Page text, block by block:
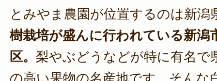
とみやま農園が位置するのは新潟
樹栽培が盛んに行われている新潟
区。 梨やぶどうなどが特に有名で